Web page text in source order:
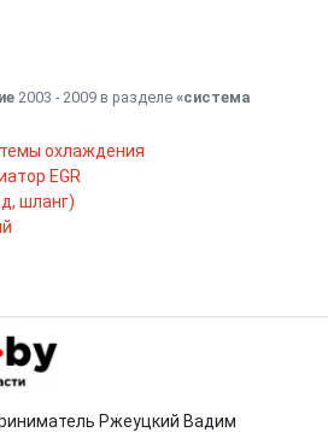
2003 - 2009 в разделе «система
охлаждения
EGR
шланг)
Ржеуцкий Вадим